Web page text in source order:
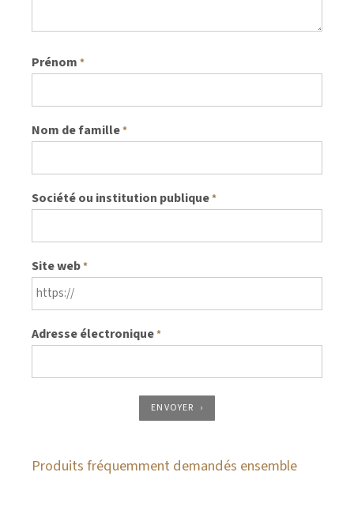
Prénom *
Nom de famille*
Société ou institution publique*
Site web*
Adresse électronique*
ENVOYER
Produits fréquemment demandés ensemble